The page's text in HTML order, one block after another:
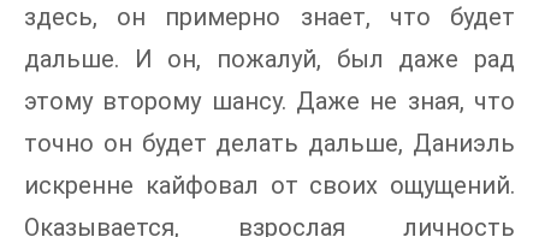
здесь, он примерно знает, что будет
дальше. И он, пожалуй, был даже рад
этому второму шансу. Даже не зная, что
точно он будет делать дальше, Даниэль
искренне кайфовал от своих ощущений.
Оказывается, взрослая личность